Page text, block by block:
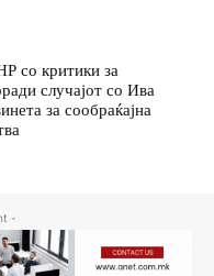
со критики за
случајот со Ива
за сообраќајна
-